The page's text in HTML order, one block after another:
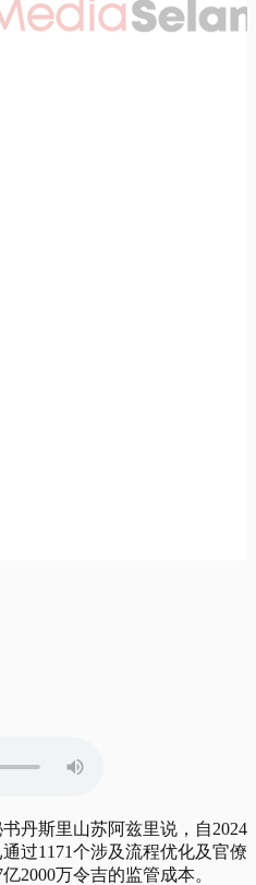
丹斯里山苏阿兹里说，自2024
过1171个涉及流程优化及官僚
2000万令吉的监管成本。